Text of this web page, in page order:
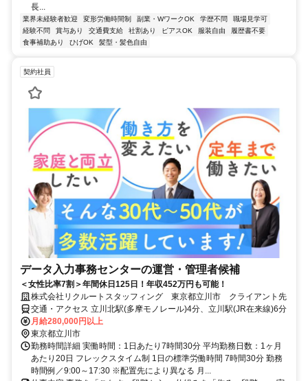
長...
業界未経験者歓迎 変形労働時間制 副業・WワークOK 学歴不問
職場見学可
経験不問
賞与あり 交通費支給 社割あり ピアスOK 服装自由
履歴書不要
食事補助あり
ひげOK 髪型・髪色自由
契約社員
データ入力事務センターの運営・管理者候補
＜女性比率7割＞年間休日125日！年収452万円も可能！
株式会社リクルートスタッフィング 東京都立川市 クライアント先
交通・アクセス 立川北駅(多摩モノレール)4分、立川駅(JR在来線)6分
月給280,000円以上
東京都立川市
勤務時間詳細 実働時間：1日あたり7時間30分 平均勤務日数：1ヶ月
あたり20日 フレックスタイム制 1日の標準労働時間 7時間30分 勤務
時間例／9:00～17:30 ※配置先により異なる 月...